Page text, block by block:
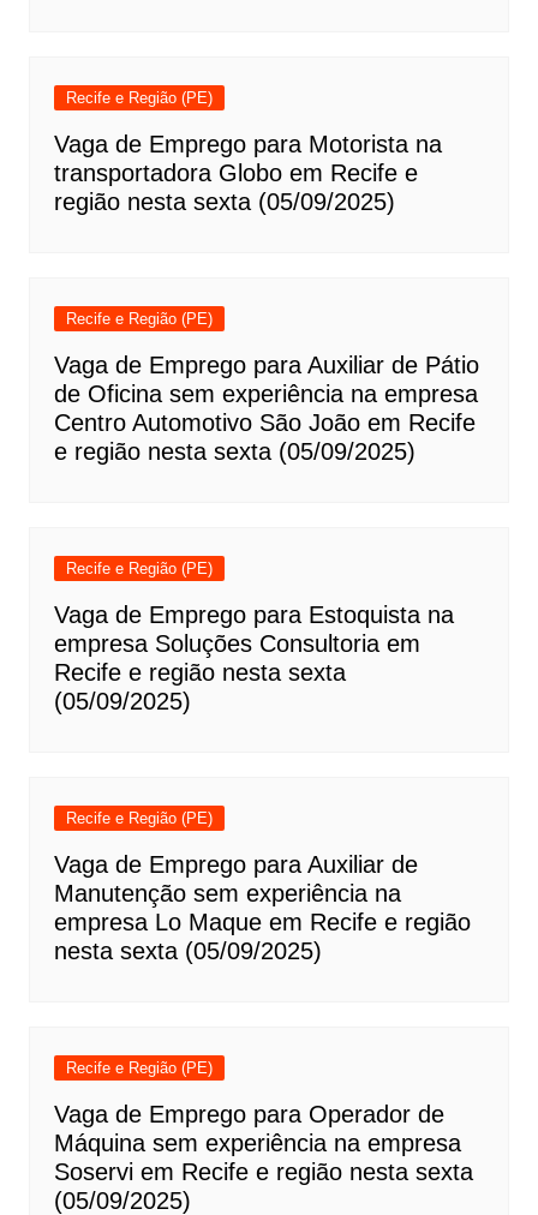
Recife e Região (PE)
Vaga de Emprego para Motorista na
transportadora Globo em Recife e
região nesta sexta (05/09/2025)
Recife e Região (PE)
Vaga de Emprego para Auxiliar de Pátio
de Oficina sem experiência na empresa
Centro Automotivo São João em Recife
e região nesta sexta (05/09/2025)
Recife e Região (PE)
Vaga de Emprego para Estoquista na
empresa Soluções Consultoria em
Recife e região nesta sexta
(05/09/2025)
Recife e Região (PE)
Vaga de Emprego para Auxiliar de
Manutenção sem experiência na
empresa Lo Maque em Recife e região
nesta sexta (05/09/2025)
Recife e Região (PE)
Vaga de Emprego para Operador de
Máquina sem experiência na empresa
Soservi em Recife e região nesta sexta
(05/09/2025)